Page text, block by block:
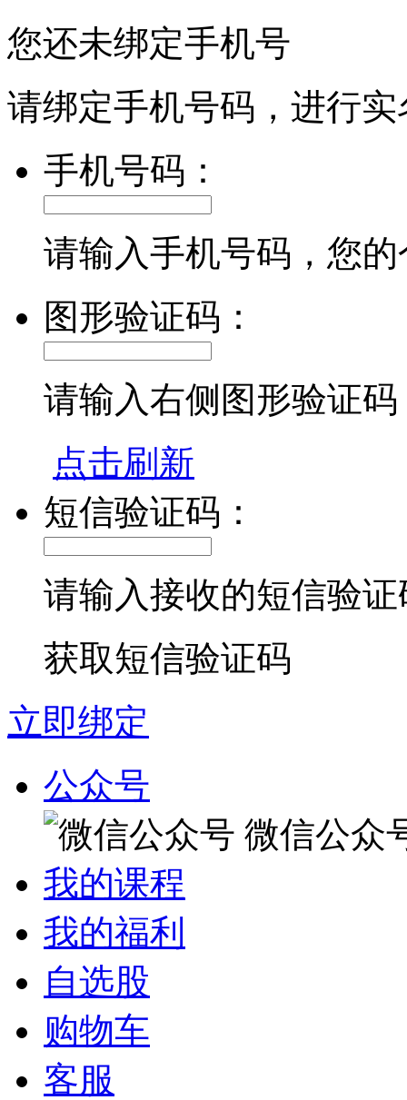
您还未绑定手机号
请绑定手机号码，进行
手机号码：
请输入手机号码，您
图形验证码：
请输入右侧图形验证码
点击刷新
短信验证码：
请输入接收的短信验证
获取短信验证码
立即绑定
公众号
微信公众
我的课程
我的福利
自选股
购物车
客服